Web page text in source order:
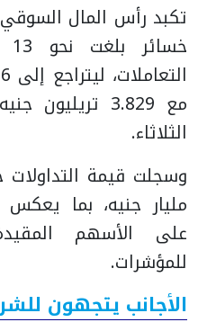
تكبد رأس المال
مع 3.829
الثلاثاء.
مليار جنيه، بما يعكس
على الأسهم
للمؤشرات.
الأجانب يتجهون